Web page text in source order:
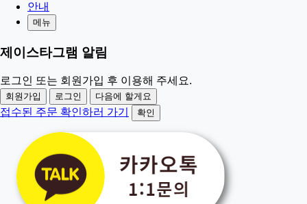
안내
메뉴
제이스타그램 알림
로그인 또는 회원가입 후 이용해 주세요.
회원가입 로그인 다음에 할게요
접수된 주문 확인하러 가기 확인